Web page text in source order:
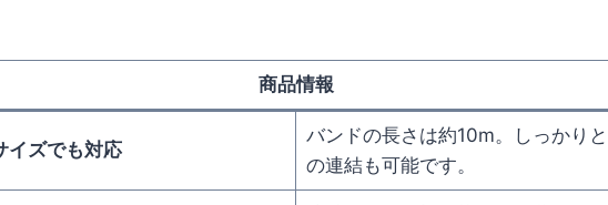
商品情報
イズでも対応
バンドの長さは約10m。しっかり
の連結も可能です。